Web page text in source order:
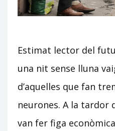
Estimat lector del
una nit sense lluna
d’aquelles que fan
neurones. A la tardor
van fer figa